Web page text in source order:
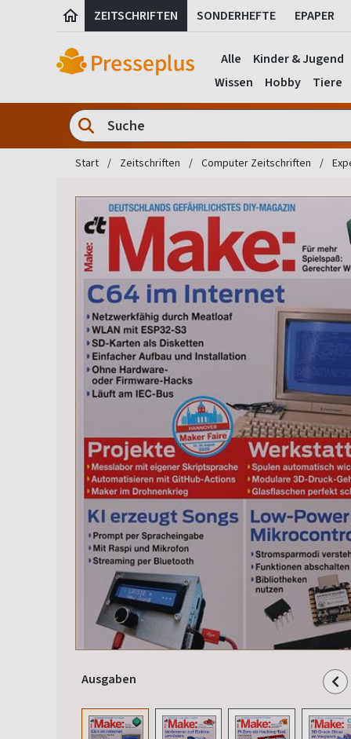
ZEITSCHRIFTEN SONDERHEFTE EPAPER
Alle Kinder & Jugend
Wissen
Hobby Tiere
Start Zeitschriften Computer Zeitschriften
Ausgaben